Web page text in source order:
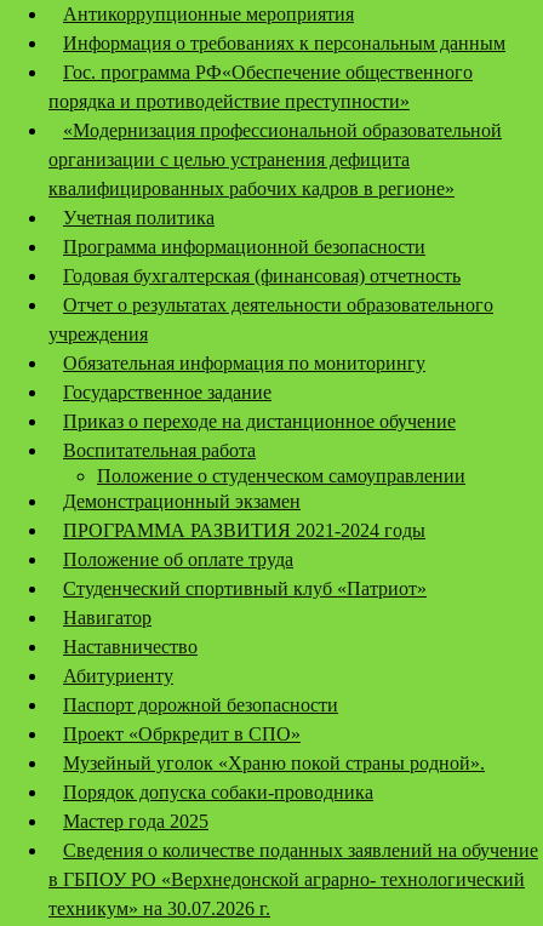
Антикоррупционные мероприятия
Информация о требованиях к персональным данным
Гос. программа РФ«Обеспечение общественного
порядка и противодействие преступности»
«Модернизация профессиональной образовательной
организации с целью устранения дефицита
квалифицированных рабочих кадров в регионе»
Учетная политика
Программа информационной безопасности
Годовая бухгалтерская (финансовая) отчетность
Отчет о результатах деятельности образовательного
учреждения
Обязательная информация по мониторингу
Государственное задание
Приказ о переходе на дистанционное обучение
Воспитательная работа
Положение о студенческом самоуправлении
Демонстрационный экзамен
ПРОГРАММА РАЗВИТИЯ 2021-2024 годы
Положение об оплате труда
Студенческий спортивный клуб «Патриот»
Навигатор
Наставничество
Абитуриенту
Паспорт дорожной безопасности
Проект «Обркредит в СПО»
Музейный уголок «Храню покой страны родной».
Порядок допуска собаки-проводника
Мастер года 2025
Сведения о количестве поданных заявлений на обучение
в ГБПОУ РО «Верхнедонской аграрно- технологический
техникум» на 30.07.2026 г.